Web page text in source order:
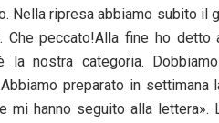
Nella ripresa abbiamo subito il
peccato!Alla fine ho detto
nostra categoria.
preparato in settimana
mi hanno seguito alla lettera».